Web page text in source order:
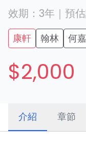
效期： 3年 ｜ 預
康軒 翰林 何
$2,000
介紹 章節